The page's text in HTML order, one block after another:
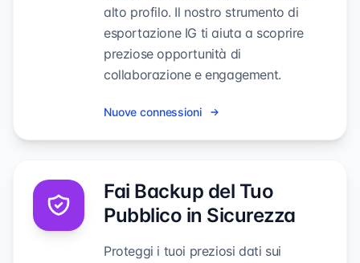
alto profilo. Il nostro strumento di
esportazione IG ti aiuta a scoprire
preziose opportunità di
collaborazione e engagement.
Nuove connessioni
Fai Backup del Tuo
Pubblico in Sicurezza
Proteggi i tuoi preziosi dati sui